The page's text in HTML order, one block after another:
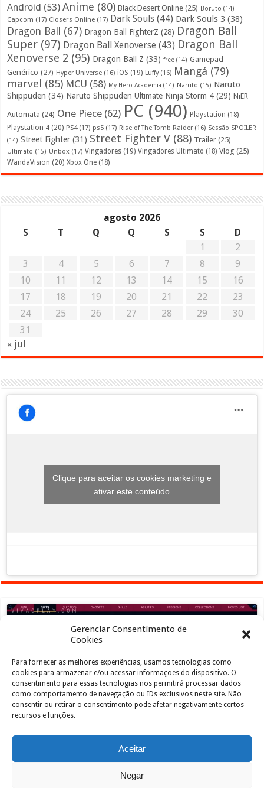
Gerenciar Consentimento de
Cookies
Para fornecer as melhores experiências, usamos tecnologias como
cookies para armazenar e/ou acessar informações do dispositivo. O
consentimento para essas tecnologias nos permitirá processar dados
como comportamento de navegação ou IDs exclusivos neste site. Não
consentir ou retirar o consentimento pode afetar negativamente certos
recursos e funções.
Aceitar
Negar
Android (53) Anime (80) Black Desert Online (25) Boruto (14)
Capcom (17) Closers Online (17) Dark Souls (44) Dark Souls 3 (38)
Dragon Ball (67) Dragon Ball FighterZ (28) Dragon Ball
Super (97) Dragon Ball Xenoverse (43) Dragon Ball
Xenoverse 2 (95) Dragon Ball Z (33) free (14) Gamepad
Genérico (27) Hyper Universe (16) iOS (19) Luffy(16) Mangá (79)
marvel (85) MCU (58) My Hero Academia (14) Naruto (15) Naruto
Shippuden (34) Naruto Shippuden Ultimate Ninja Storm 4 (29) NiER
Automata (24) One Piece (62) PC (940) Playstation (18)
Playstation 4 (20) PS4(17) ps5 (17) Rise of The Tomb Raider (16) Sessão SPOILER
(14) Street Fighter (31) Street Fighter V (88) Trailer (25)
Ultimato (15) Unbox (17) Vingadores (19) Vingadores Ultimato (18) Vlog (25)
WandaVision (20) Xbox One (18)
agosto 2026
S
T Q Q S S
D
1
2
3
4 5 6 7 8
9
10
11 12 13 14 15
16
17
18 19 20 21 22
23
24
25 26 27 28 29
30
31
« jul
Clique para aceitar os cookies marketing e
ativar este conteúdo
Clique para aceitar os cookies marketing e
ativar este conteúdo